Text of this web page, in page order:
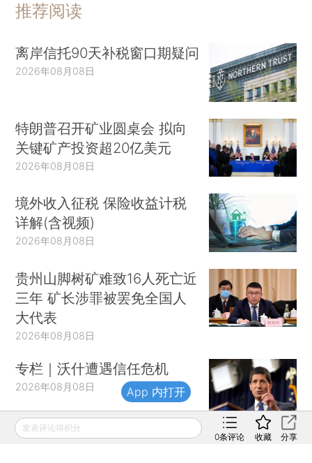
推荐阅读
离岸信托90天补税窗口期疑问
2026年08月08日
特朗普召开矿业圆桌会 拟向
关键矿产投资超20亿美元
2026年08月08日
境外收入征税 保险收益计税
详解(含视频)
2026年08月08日
贵州山脚树矿难致16人死亡近
三年 矿长涉罪被罢免全国人
大代表
2026年08月08日
专栏｜沃什遭遇信任危机
2026年08月08日
发表评论得积分
0条评论 收藏 分享
App 内打开